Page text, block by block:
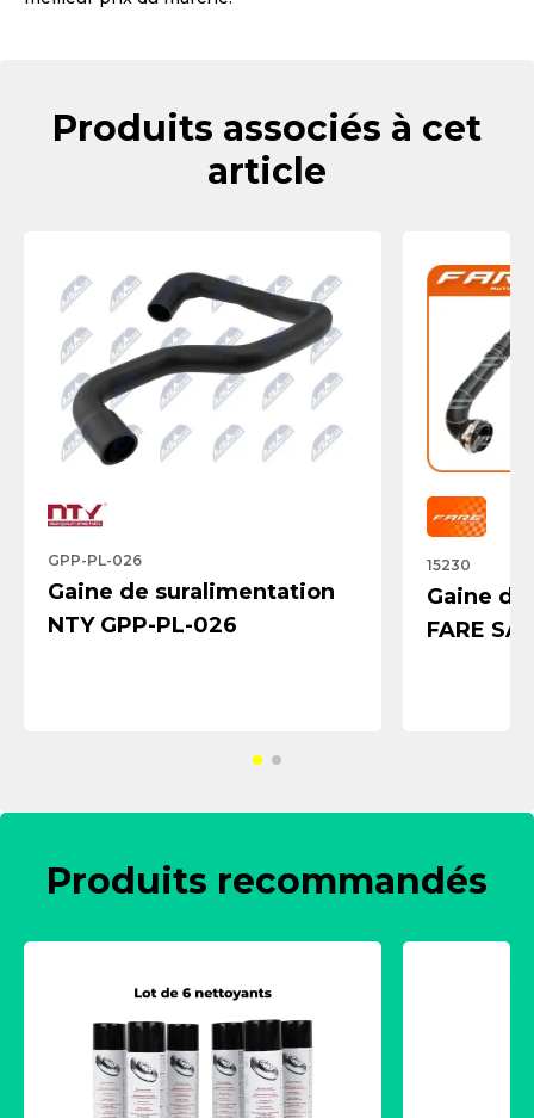
Produits associés à cet
article
GPP-PL-026
Gaine de suralimentation
NTY GPP-PL-026
15230
Gaine
FARE SA
Produits recommandés